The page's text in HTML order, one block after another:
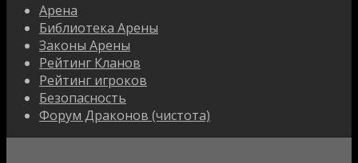
Арена
Библиотека Арены
Законы Арены
Рейтинг Кланов
Рейтинг игроков
Безопасность
Форум Драконов (чистота)